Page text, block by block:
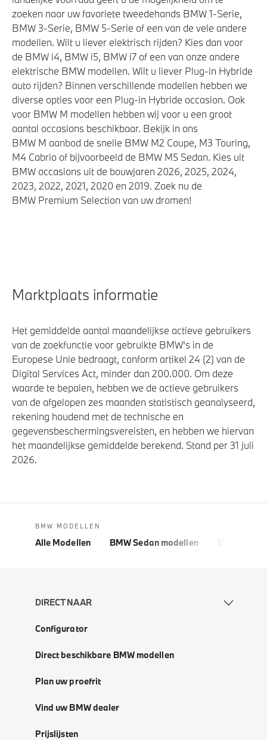
Veiligheid
Elektronisch Stabiliteits Programma
Park Distance Control (PDC) voor en achter
Akoestische waarschuwing voor voetgangers
Airbag bestuurder
Actieve Voetgangersbescherming
zoeken naar uw favoriete tweedehands BMW 1-Serie,
BMW 3-Serie, BMW 5-Serie of een van de vele andere
modellen. Wilt u liever elektrisch rijden? Kies dan voor
de BMW i4, BMW i5, BMW i7 of een van onze andere
elektrische BMW modellen. Wilt u liever Plug-in Hybride
auto rijden? Binnen verschillende modellen hebben we
diverse opties voor een Plug-in Hybride occasion. Ook
voor BMW M modellen hebben wij voor u een groot
aantal occasions beschikbaar. Bekijk in ons
BMW M aanbod de snelle BMW M2 Coupe, M3 Touring,
M4 Cabrio of bijvoorbeeld de BMW M5 Sedan. Kies uit
BMW occasions uit de bouwjaren 2026, 2025, 2024,
2023, 2022, 2021, 2020 en 2019. Zoek nu de
BMW Premium Selection van uw dromen!
Marktplaats informatie
Het gemiddelde aantal maandelijkse actieve gebruikers
van de zoekfunctie voor gebruikte BMW's in de
Europese Unie bedraagt, conform artikel 24 (2) van de
Digital Services Act, minder dan 200.000. Om deze
waarde te bepalen, hebben we de actieve gebruikers
van de afgelopen zes maanden statistisch geanalyseerd,
rekening houdend met de technische en
gegevensbeschermingsvereisten, en hebben we hiervan
het maandelijkse gemiddelde berekend. Stand per 31 juli
2026.
BMW MODELLEN
Alle Modellen BMW Sedan modellen
DIRECT NAAR
Configurator
Direct beschikbare BMW modellen
Plan uw proefrit
Vind uw BMW dealer
Prijslijsten